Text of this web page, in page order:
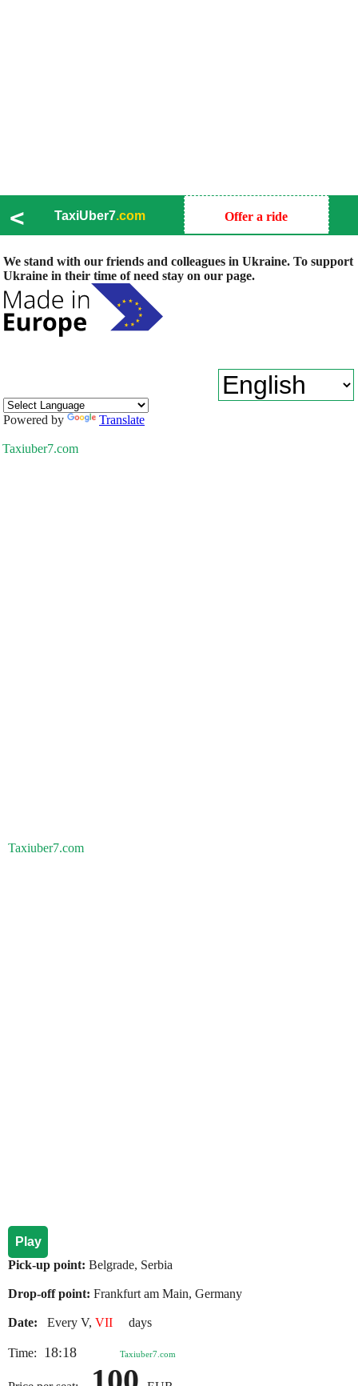
< TaxiUber7.com Offer a ride
We stand with our friends and colleagues in Ukraine. To support
Ukraine in their time of need stay on our page.
Powered by Translate
Taxiuber7.com
Taxiuber7.com
Play
Pick-up point: Belgrade, Serbia
Drop-off point: Frankfurt am Main, Germany
Date: Every V, VII days
Time: 18:18 Taxiuber7.com